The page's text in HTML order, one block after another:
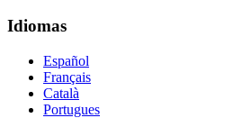
Idiomas
Español
Français
Català
Portugues